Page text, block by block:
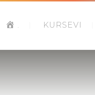
. KURSEVI